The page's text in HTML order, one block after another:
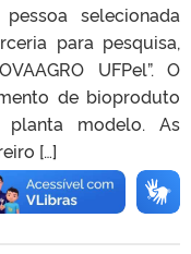
selecionada
para pesquisa,
UFPel”. O
de bioproduto
modelo. As
[…]
Silveira